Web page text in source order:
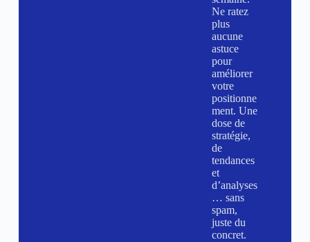
Ne ratez
plus
aucune
astuce
pour
améliorer
votre
positionne
ment. Une
dose de
stratégie,
de
tendances
et
d’analyses
… sans
spam,
juste du
concret.